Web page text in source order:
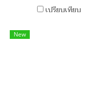
เปรียบเทียบ
New